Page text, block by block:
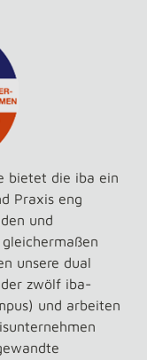
bietet die iba ein
Praxis eng
und
unsere dual
zwölf iba-
und arbeiten